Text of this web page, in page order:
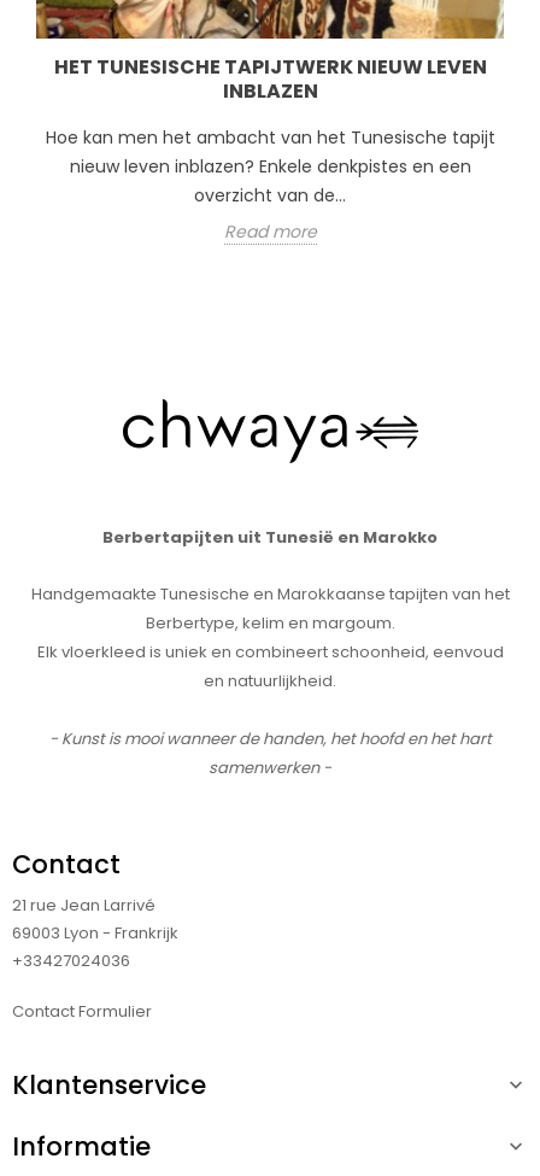
HET TUNESISCHE TAPIJTWERK NIEUW LEVEN
INBLAZEN
Hoe kan men het ambacht van het Tunesische tapijt
nieuw leven inblazen? Enkele denkpistes en een
overzicht van de...
Read more
Berbertapijten uit Tunesië en Marokko
Handgemaakte Tunesische en Marokkaanse tapijten van het
Berbertype, kelim en margoum.
Elk vloerkleed is uniek en combineert schoonheid, eenvoud
en natuurlijkheid.
- Kunst is mooi wanneer de handen, het hoofd en het hart
samenwerken -
Contact
21 rue Jean Larrivé
69003 Lyon - Frankrijk
+33427024036
Contact Formulier
Klantenservice 
Informatie 